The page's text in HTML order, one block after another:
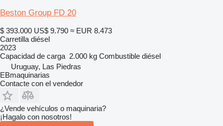
Beston Group FD 20
$ 393.000 US$ 9.790 ≈ EUR 8.473
Carretilla diésel
2023
Capacidad de carga 2.000 kg Combustible diésel
Uruguay, Las Piedras
EBmaquinarias
Contacte con el vendedor
¿Vende vehículos o maquinaria?
¡Hagalo con nosotros!